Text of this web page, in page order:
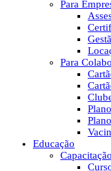
Para
Para
Educação
Capacitação